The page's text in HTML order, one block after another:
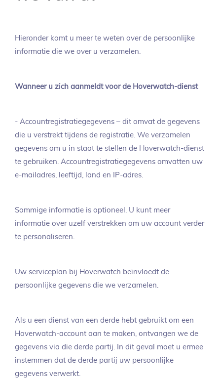
Hieronder komt u meer te weten over de persoonlijke
informatie die we over u verzamelen.
Wanneer u zich aanmeldt voor de Hoverwatch-dienst
- Accountregistratiegegevens – dit omvat de gegevens
die u verstrekt tijdens de registratie. We verzamelen
gegevens om u in staat te stellen de Hoverwatch-dienst
te gebruiken. Accountregistratiegegevens omvatten uw
e-mailadres, leeftijd, land en IP-adres.
Sommige informatie is optioneel. U kunt meer
informatie over uzelf verstrekken om uw account verder
te personaliseren.
Uw serviceplan bij Hoverwatch beïnvloedt de
persoonlijke gegevens die we verzamelen.
Als u een dienst van een derde hebt gebruikt om een
Hoverwatch-account aan te maken, ontvangen we de
gegevens via die derde partij. In dit geval moet u ermee
instemmen dat de derde partij uw persoonlijke
gegevens verwerkt.